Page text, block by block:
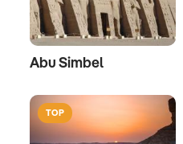
Abu Simbel
TOP